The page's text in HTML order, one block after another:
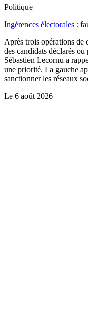
Politique
Ingérences électorales :
Après trois opérations de
des candidats déclarés
Sébastien Lecornu a
une priorité. La gauche
sanctionner les réseaux
Le 6 août 2026